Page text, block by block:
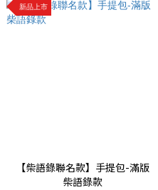
新品上市
【柴語錄聯名款】手提包-滿版
柴語錄款